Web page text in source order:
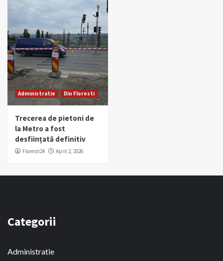
Administratie Din Floresti
Trecerea de pietoni de
la Metro a fost
desființată definitiv
Floresti24 April 2, 2026
Categorii
Administratie